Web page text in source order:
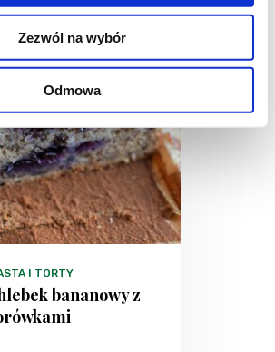
Zezwól na wybór
Odmowa
I TORTY
bananowy z